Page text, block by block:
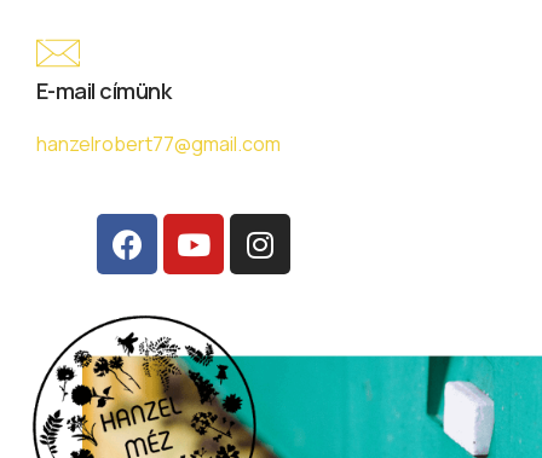
E-mail címünk
hanzelrobert77@gmail.com